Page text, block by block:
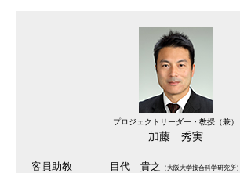
プロジェクトリーダー・教授（兼）
加藤 秀実
客員助教 目代 貴之 （大阪大学接合科学研究所）